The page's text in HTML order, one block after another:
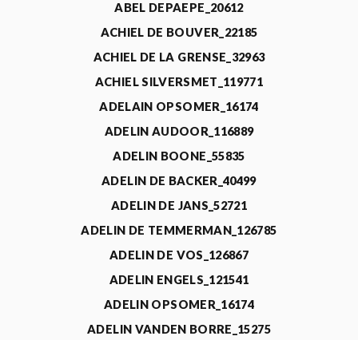
ABEL DEPAEPE_20612
ACHIEL DE BOUVER_22185
ACHIEL DE LA GRENSE_32963
ACHIEL SILVERSMET_119771
ADELAIN OPSOMER_16174
ADELIN AUDOOR_116889
ADELIN BOONE_55835
ADELIN DE BACKER_40499
ADELIN DE JANS_52721
ADELIN DE TEMMERMAN_126785
ADELIN DE VOS_126867
ADELIN ENGELS_121541
ADELIN OPSOMER_16174
ADELIN VANDEN BORRE_15275